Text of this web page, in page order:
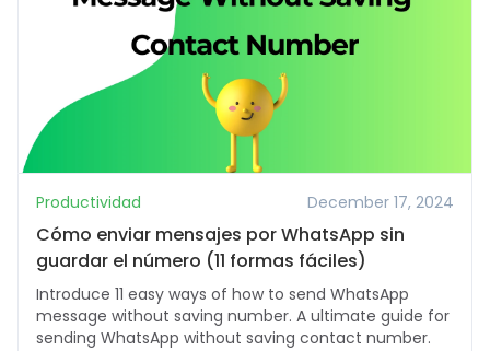
Productividad December 17, 2024
Cómo enviar mensajes por WhatsApp sin
guardar el número (11 formas fáciles)
Introduce 11 easy ways of how to send WhatsApp
message without saving number. A ultimate guide for
sending WhatsApp without saving contact number.